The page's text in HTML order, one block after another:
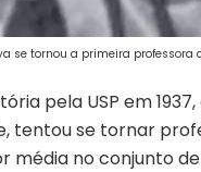
tornou a primeira professora
pela USP em 1937,
tentou se tornar
média no conjunto